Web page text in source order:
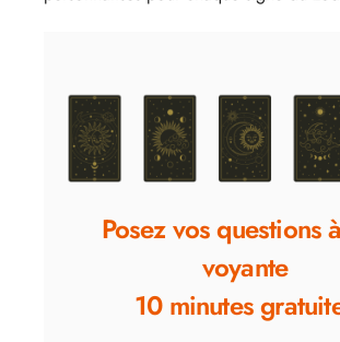
Posez vos questions
voyante
10 minutes